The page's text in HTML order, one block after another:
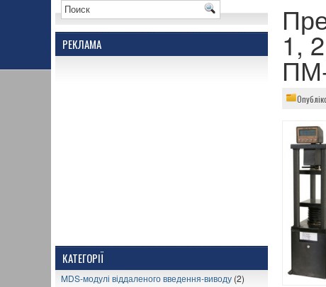
РЕКЛАМА
КАТЕГОРІЇ
MDS-модулі віддаленого введення-виводу (2)
1,